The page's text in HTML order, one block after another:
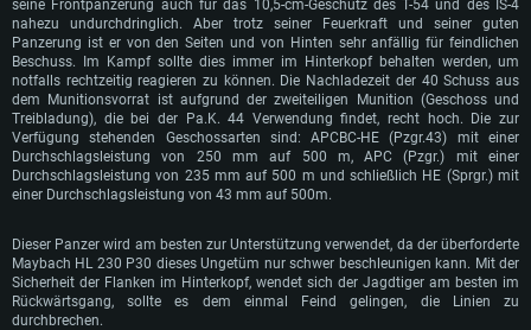
Netzwerk: Breitband-Internetverbindung
Festplatte: 21,5 GB (minimaler Client)
Empfohlen
Betriebssystem: Windows 10/11 (64bit)
Prozessor: Intel Core i5 / Ryzen 5 3600 oder besser
Arbeitsspeicher: 16 GB und mehr
DirectX 11 fähige Grafikkarte oder höher mit den neuesten Treibern: NVIDIA
GeForce GTX 1060 oder höher / AMD Radeon RX 570 oder höher
Netzwerk: Breitband-Internetverbindung
Festplatte: 60,2 GB (Full Client)
geringste Auflösung des Spiels beträgt 720p mit Metal Support
Netzwerk: Breitband-Internetverbindung
Festplatte: 21,5 GB (minimaler Client)
Empfohlen
Betriebssystem: Mac OS Big Sur 11.0 oder neuer
Prozessor: Intel Core i7 (Intel Xeon Prozessoren werden nicht unterstützt)
Grafikkarte: Radeon Vega II oder höher mit Metal Support
Netzwerk: Breitband-Internetverbindung
Festplatte: 60,2 GB (Full Client)
Monate); die geringste Auflösung für das Spiel beträgt 720p mit Vulkan
Support
Netzwerk: Breitband-Internetverbindung
Festplatte: 21,5 GB (minimaler Client)
Empfohlen
Betriebssystem: Ubuntu 20.04 64bit
Prozessor: Intel Core i7
Arbeitsspeicher: 16 GB
Grafikkarte: NVIDIA 1060 mit den neuesten Treibern (nicht älter als 6
Monate) / vergleichbare AMD (Radeon RX 570) mit den neuesten Treibern
(nicht älter als 6 Monate); mit Vulkan Support
seine Frontpanzerung auch für das 10,5-cm-Geschütz des T-54 und des IS-4
nahezu undurchdringlich. Aber trotz seiner Feuerkraft und seiner guten
Panzerung ist er von den Seiten und von Hinten sehr anfällig für feindlichen
Beschuss. Im Kampf sollte dies immer im Hinterkopf behalten werden, um
notfalls rechtzeitig reagieren zu können. Die Nachladezeit der 40 Schuss aus
dem Munitionsvorrat ist aufgrund der zweiteiligen Munition (Geschoss und
Treibladung), die bei der Pa.K. 44 Verwendung findet, recht hoch. Die zur
Verfügung stehenden Geschossarten sind: APCBC-HE (Pzgr.43) mit einer
Durchschlagsleistung von 250 mm auf 500 m, APC (Pzgr.) mit einer
Durchschlagsleistung von 235 mm auf 500 m und schließlich HE (Sprgr.) mit
einer Durchschlagsleistung von 43 mm auf 500m.
Dieser Panzer wird am besten zur Unterstützung verwendet, da der überforderte
Maybach HL 230 P30 dieses Ungetüm nur schwer beschleunigen kann. Mit der
Sicherheit der Flanken im Hinterkopf, wendet sich der Jagdtiger am besten im
Rückwärtsgang, sollte es dem einmal Feind gelingen, die Linien zu
durchbrechen.